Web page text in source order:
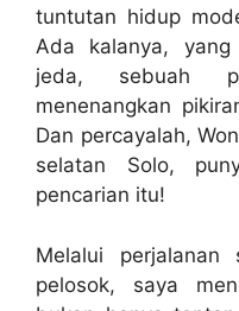
tuntutan hidup
Ada kalanya,
jeda, sebuah
menenangkan
Dan percayalah,
selatan Solo,
pencarian itu!
Melalui perjalanan
pelosok, saya